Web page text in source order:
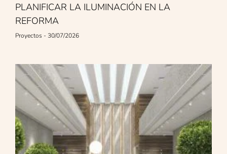
PLANIFICAR LA ILUMINACIÓN EN LA
REFORMA
Proyectos 30/07/2026